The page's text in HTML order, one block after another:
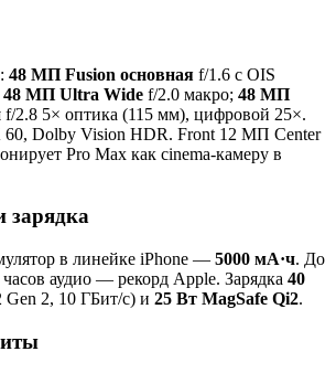
48 МП Fusion основная f/1.6 с OIS
48 МП Ultra Wide f/2.0 макро; 48 МП
f/2.8 5× оптика (115 мм), цифровой 25×.
60, Dolby Vision HDR. Front 12 МП Center
Pro Max как cinema-камеру в
зарядка
в линейке iPhone — 5000 мА·ч. До
аудио — рекорд Apple. Зарядка 40
Gen 2, 10 ГБит/с) и 25 Вт MagSafe Qi2.